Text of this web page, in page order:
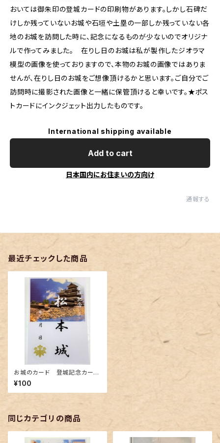
おいては御朱印の登城カードの印刷物があります。しかし石碑だ
けしか残っていないお城や石垣や土塁の一部しか残っていない各
地のお城を訪問した時に、記念になるものが少ないのでオリジナ
ルで作ってみました。 在りし日のお城は私が製作したジオラマ
模型の画像を使っておりますので、本物のお城の画像ではありま
せんが、在りし日のお城をご想像頂けるかと思います。ご自分でご
訪問時に撮影された画像と一緒に保管頂けると幸いです。★ポス
トカードにインクジェット出力したものです。
International shipping available
Add to cart
日本国内にお住まいの方向け
通報する
最近チェックした商品
お城のカード 登城記念カー
ド 松本城A
¥100
同じカテゴリの商品